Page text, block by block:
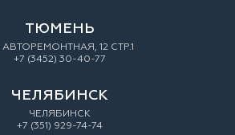
ТЮМЕНЬ
АВТОРЕМОНТНАЯ, 12 СТР.1
+7 (3452) 30-40-77
ЧЕЛЯБИНСК
ЧЕЛЯБИНСК
+7 (351) 929-74-74